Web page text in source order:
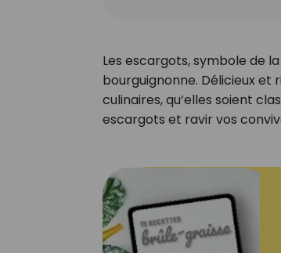
Les escargots, symbole de
bourguignonne. Délicieux
culinaires, qu’elles soient
escargots et ravir vos